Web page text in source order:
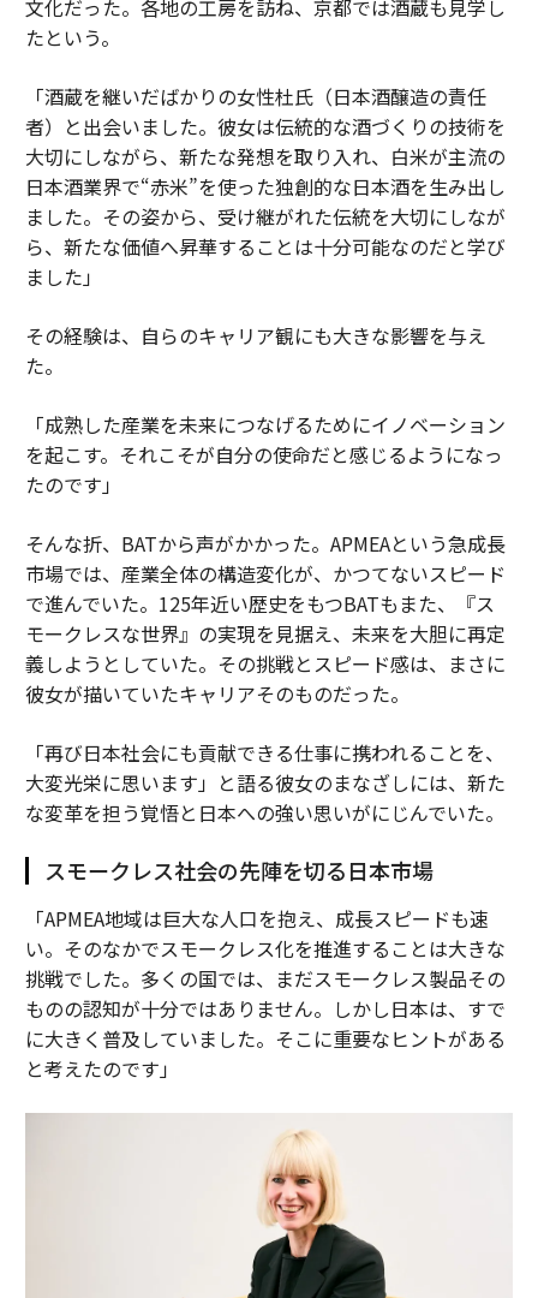
文化だった。各地の工房を訪ね、京都では酒蔵も見学し
たという。
「酒蔵を継いだばかりの女性杜氏（日本酒醸造の責任
者）と出会いました。彼女は伝統的な酒づくりの技術を
大切にしながら、新たな発想を取り入れ、白米が主流の
日本酒業界で“赤米”を使った独創的な日本酒を生み出し
ました。その姿から、受け継がれた伝統を大切にしなが
ら、新たな価値へ昇華することは十分可能なのだと学び
ました」
その経験は、自らのキャリア観にも大きな影響を与え
た。
「成熟した産業を未来につなげるためにイノベーション
を起こす。それこそが自分の使命だと感じるようになっ
たのです」
そんな折、BATから声がかかった。APMEAという急成長
市場では、産業全体の構造変化が、かつてないスピード
で進んでいた。125年近い歴史をもつBATもまた、『ス
モークレスな世界』の実現を見据え、未来を大胆に再定
義しようとしていた。その挑戦とスピード感は、まさに
彼女が描いていたキャリアそのものだった。
「再び日本社会にも貢献できる仕事に携われることを、
大変光栄に思います」と語る彼女のまなざしには、新た
な変革を担う覚悟と日本への強い思いがにじんでいた。
スモークレス社会の先陣を切る日本市場
「APMEA地域は巨大な人口を抱え、成長スピードも速
い。そのなかでスモークレス化を推進することは大きな
挑戦でした。多くの国では、まだスモークレス製品その
ものの認知が十分ではありません。しかし日本は、すで
に大きく普及していました。そこに重要なヒントがある
と考えたのです」